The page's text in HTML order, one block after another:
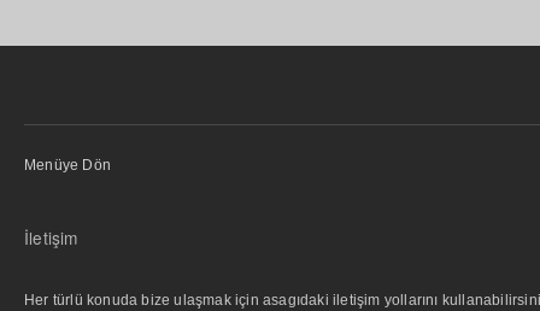
Menüye Dön
İletişim
Her türlü konuda bize ulaşmak için asagıdaki iletişim yollarını